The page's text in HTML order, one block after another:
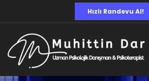
Hızlı Randevu Al!